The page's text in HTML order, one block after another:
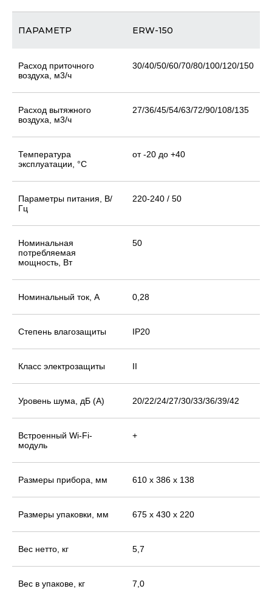
ПАРАМЕТР ERW-150
Расход приточного
воздуха, м3/ч
30/40/50/60/70/80/100/120/150
Расход вытяжного
воздуха, м3/ч
27/36/45/54/63/72/90/108/135
Температура
эксплуатации, °С
от -20 до +40
Параметры питания, В/
Гц
220-240 / 50
Номинальная
потребляемая
мощность, Вт
50
Номинальный ток, А 0,28
Степень влагозащиты IP20
Класс электрозащиты II
Уровень шума, дБ (А) 20/22/24/27/30/33/36/39/42
Встроенный Wi-Fi-
модуль
+
Размеры прибора, мм 610 x 386 x 138
Размеры упаковки, мм 675 x 430 x 220
Вес нетто, кг 5,7
Вес в упакове, кг 7,0